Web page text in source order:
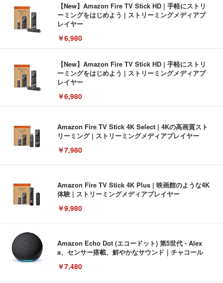
【New】Amazon Fire TV Stick HD | 手軽にストリ
ーミングをはじめよう | ストリーミングメディアプ
レイヤー
￥6,980
【New】Amazon Fire TV Stick HD | 手軽にストリ
ーミングをはじめよう | ストリーミングメディアプ
レイヤー
￥6,980
Amazon Fire TV Stick 4K Select | 4Kの高画質スト
リーミング | ストリーミングメディアプレイヤー
￥7,980
Amazon Fire TV Stick 4K Plus | 映画館のような4K
体験 | ストリーミングメディアプレイヤー
￥9,980
Amazon Echo Dot (エコードット) 第5世代 - Alex
a、センサー搭載、鮮やかなサウンド｜チャコール
￥7,480